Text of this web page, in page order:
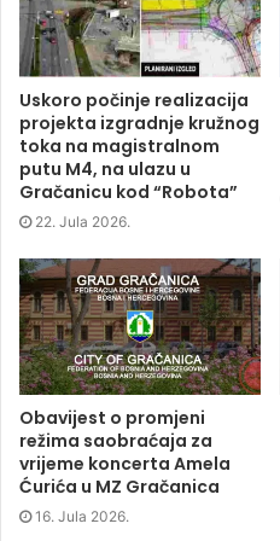
b
o
o
k
(
O
p
e
n
s
n
n
e
w
w
n
d
o
w
)
t
e
r
(
O
p
e
n
s
i
n
n
e
w
w
i
d
o
w
)
e
d
I
n
(
O
p
e
n
s
i
n
n
e
n
d
o
w
)
i
n
n
e
w
w
i
n
d
Uskoro počinje realizacija
projekta izgradnje kružnog
toka na magistralnom
putu M4, na ulazu u
Gračanicu kod “Robota”
22. Jula 2026.
Obavijest o promjeni
režima saobraćaja za
vrijeme koncerta Amela
Ćurića u MZ Gračanica
16. Jula 2026.